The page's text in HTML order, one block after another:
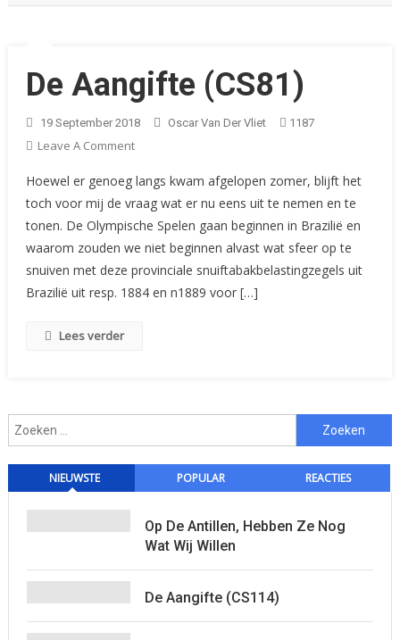
De Aangifte (CS81)
19 September 2018 Oscar Van Der Vliet 1187
Leave A CommentOn
Aangifte
(CS81)
Hoewel er genoeg langs kwam afgelopen zomer, blijft het
toch voor mij de vraag wat er nu eens uit te nemen en te
tonen. De Olympische Spelen gaan beginnen in Brazilië en
waarom zouden we niet beginnen alvast wat sfeer op te
snuiven met deze provinciale snuiftabakbelastingzegels uit
Brazilië uit resp. 1884 en n1889 voor […]
Lees verder
Zoeken
naar:
NIEUWSTE POPULAR REACTIES
Op De Antillen, Hebben Ze Nog
Wat Wij Willen
De Aangifte (CS114)